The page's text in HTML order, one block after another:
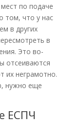
по подаче
том, что у нас
в других
в
Это во-
отсеиваются
их неграмотно.
нужно еще
ЕСПЧ